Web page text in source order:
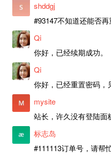
shddgj
#93147不知道还能否
Qi
你好，已经续期成功。
Qi
你好，已经重置密码，
mysite
标志岛
#111113订单号，请帮